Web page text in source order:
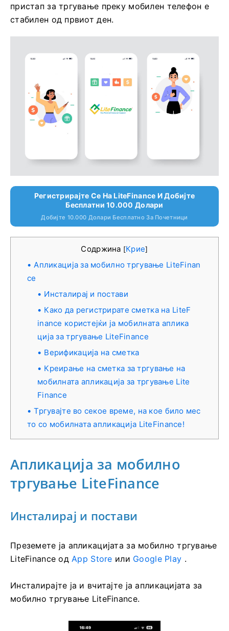
пристап за тргување преку мобилен телефон е
стабилен од првиот ден.
Регистрирајте Се На LiteFinance И Добијте
Бесплатни 10.000 Долари
Добијте 10.000 Долари Бесплатно За Почетници
Содржина [Крие]
Апликација за мобилно тргување LiteFinan
ce
Инсталирај и постави
Како да регистрирате сметка на LiteF
inance користејќи ја мобилната аплика
ција за тргување LiteFinance
Верификација на сметка
Креирање на сметка за тргување на
мобилната апликација за тргување Lite
Finance
Тргувајте во секое време, на кое било мес
то со мобилната апликација LiteFinance!
Апликација за мобилно
тргување LiteFinance
Инсталирај и постави
Преземете ја апликацијата за мобилно тргување
LiteFinance од App Store или Google Play .
Инсталирајте ја и вчитајте ја апликацијата за
мобилно тргување LiteFinance.